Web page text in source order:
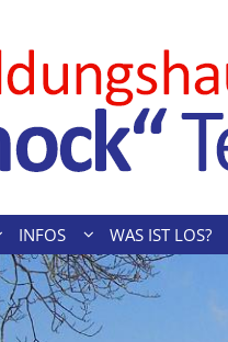
INFOS WAS IST LOS?